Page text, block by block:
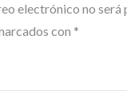
electrónico no será
con *